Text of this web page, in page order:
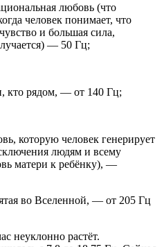
любовь (что
человек понимает, что
и большая сила,
— 50 Гц;
кто рядом, — от 140 Гц;
которую человек генерирует
людям и всему
матери к ребёнку), —
во Вселенной, — от 205 Гц
неуклонно растёт.